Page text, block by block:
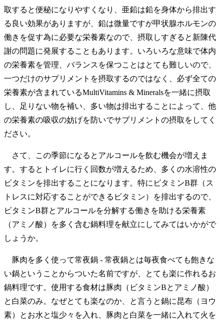
取すると便秘になりやすくなり、亜鉛は鉛を身体から排出す
る良い効果がありますが、鉛は微量ですが甲状腺ホルモンの
働きを促す為に必要な栄養素なので、摂取しすぎると新陳代
謝の問題に発展することもあります。いろいろな意味で体内
の栄養素を管理、バランスを保つことはとても難しいので、
一つだけのサプリメントを摂取するのではなく、必ず全ての
栄養素が含まれているMultiVitamins & Mineralsを一緒に摂取
し、足りない物を補い、多い物は排出することによって、他
の栄養素の吸収の妨げを防いでサプリメントの摂取をしてく
ださい。
さて、この季節になるとアルコールを飲む機会が増えま
す。するとトイレに行く回数が増えるため、多くの水溶性の
ビタミンを排出することになります。特にビタミンB群（ス
トレスに対応することができるビタミン）を排出するので、
ビタミンB群とアルコールを分解する働きを助ける栄養素
（アミノ酸）を多く含む鍋料理を献立にしてみてはいかがで
しょうか。
豚肉を多く使って常夜鍋 - 常夜鍋とは毎夜食べても飽きな
い鍋ということからついた名前ですが、とても楽に作れるお
鍋料理です。使用する食材は豚肉（ビタミンBとアミノ酸）
と白菜のみ。なぜとても楽なのか、と言うと鍋に昆布（ヨウ
素）とお水と塩少々を入れ、豚肉と白菜を一緒に入れて火を